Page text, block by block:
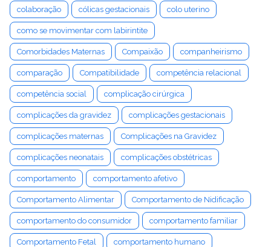
colaboração cólicas gestacionais colo uterino
como se movimentar com labirintite
Comorbidades Maternas Compaixão companheirismo
comparação Compatibilidade competência relacional
competência social complicação cirúrgica
complicações da gravidez complicações gestacionais
complicações maternas Complicações na Gravidez
complicações neonatais complicações obstétricas
comportamento comportamento afetivo
Comportamento Alimentar Comportamento de Nidificação
comportamento do consumidor comportamento familiar
Comportamento Fetal comportamento humano